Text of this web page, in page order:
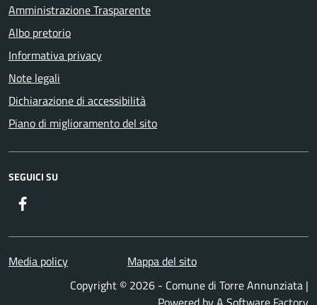
Amministrazione Trasparente
Albo pretorio
Informativa privacy
Note legali
Dichiarazione di accessibilità
Piano di miglioramento del sito
SEGUICI SU
Media policy
Mappa del sito
Copyright © 2026 - Comune di Torre Annunziata |